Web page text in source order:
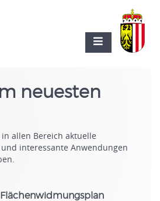
neuesten
allen Bereich aktuelle
interessante Anwendungen
Flächenwidmungsplan